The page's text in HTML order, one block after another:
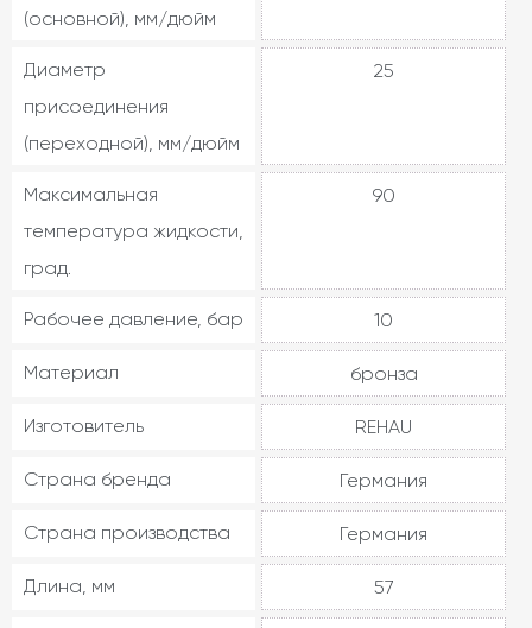
(основной), мм/дюйм
Диаметр
присоединения
(переходной), мм/дюйм
25
Максимальная
температура жидкости,
град.
90
Рабочее давление, бар 10
Материал бронза
Изготовитель REHAU
Страна бренда Германия
Страна производства Германия
Длина, мм 57